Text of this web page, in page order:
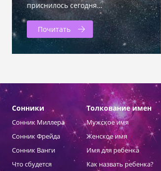
приснилось сегодня…
Почитать
Сонники
Сонник Миллера
Сонник Фрейда
Сонник Ванги
Что сбудется
Толкование имен
Мужское имя
Женское имя
Имя для ребенка
Как назвать ребенка?